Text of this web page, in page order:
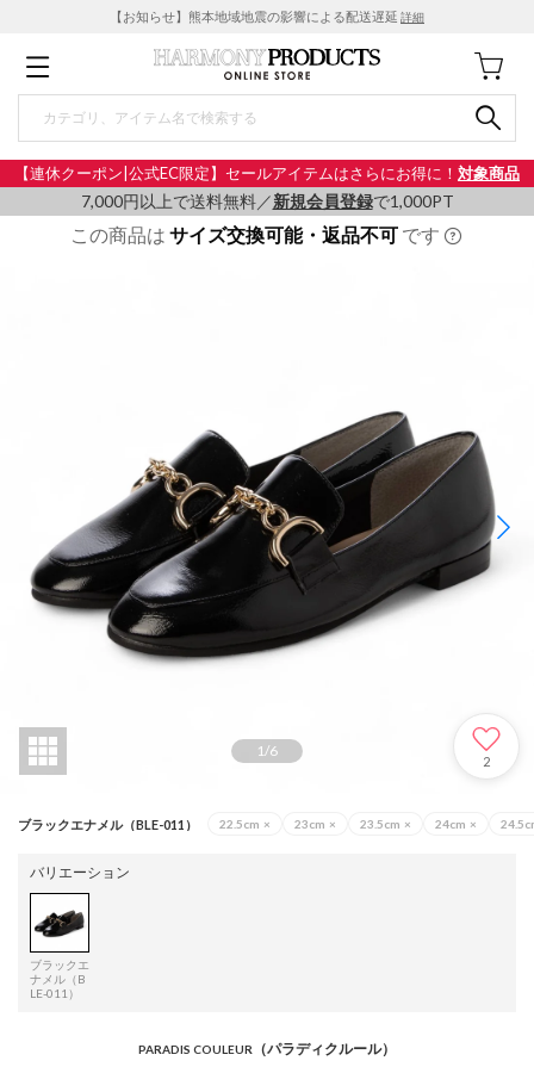
【お知らせ】熊本地域地震の影響による配送遅延 詳細
【連休クーポン|公式EC限定】セールアイテムはさらにお得に！ 対象商品
7,000円以上で送料無料／新規会員登録で1,000PT
この商品は サイズ交換可能・返品不可 です
1/6
2
ブラックエナメル（BLE-011） 22.5cm × 23cm × 23.5cm × 24cm ×
バリエーション
ブラックエ
ナメル（B
LE-011）
PARADIS COULEUR （パラディクルール）